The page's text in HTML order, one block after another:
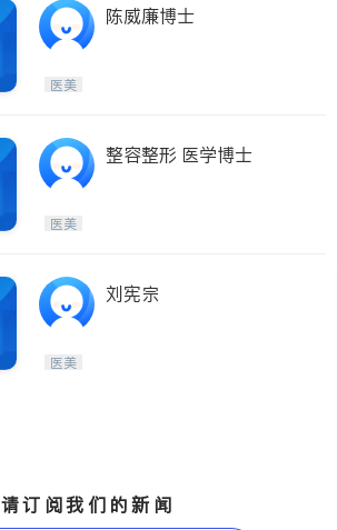
陈威廉博士
医美
整容整形 医学博士
医美
刘宪宗
医美
请订阅我们的新闻